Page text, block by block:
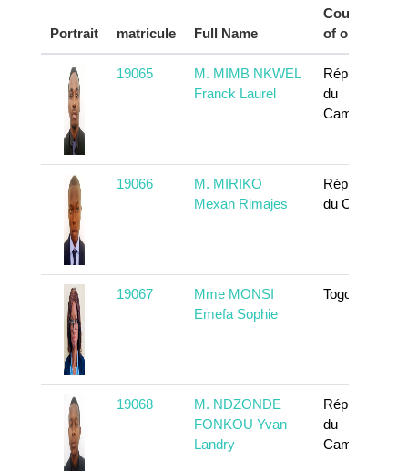
Portrait matricule Full Name
Country
of origin
19065
M. MIMB NKWEL
Franck Laurel
République
du
Cameroun
19066
M. MIRIKO
Mexan Rimajes
République
du Congo
19067
Mme MONSI
Emefa Sophie
Togo
19068
M. NDZONDE
FONKOU Yvan
Landry
République
du
Cameroun